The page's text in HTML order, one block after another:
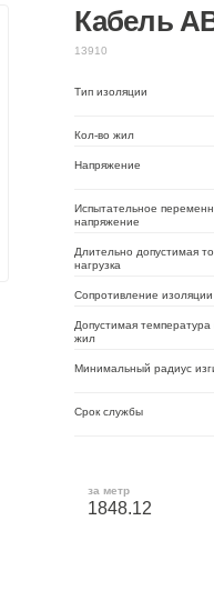
Кабель
13910
Тип изоляции
Кол-во жил
Напряжение
Испытательное
напряжение
Длительно допустимая
нагрузка
Сопротивление
Допустимая температура
жил
Минимальный радиус
Срок службы
за метр
1848.12